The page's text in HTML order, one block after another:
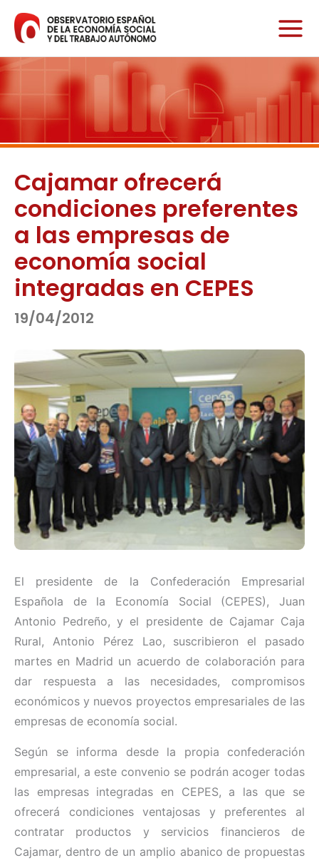
contenido
Cajamar ofrecerá
condiciones preferentes
a las empresas de
economía social
integradas en CEPES
19/04/2012
El presidente de la Confederación Empresarial
Española de la Economía Social (CEPES), Juan
Antonio Pedreño, y el presidente de Cajamar Caja
Rural, Antonio Pérez Lao, suscribieron el pasado
martes en Madrid un acuerdo de colaboración para
dar respuesta a las necesidades, compromisos
económicos y nuevos proyectos empresariales de las
empresas de economía social.
Según se informa desde la propia confederación
empresarial, a este convenio se podrán acoger todas
las empresas integradas en CEPES, a las que se
ofrecerá condiciones ventajosas y preferentes al
contratar productos y servicios financieros de
Cajamar, dentro de un amplio abanico de propuestas